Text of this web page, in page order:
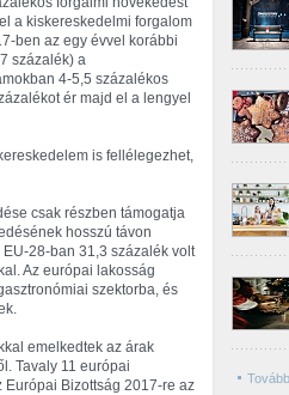
a kiskereskedelmi forgalom
ben az egy évvel korábbi
százalék) a
4-5,5 százalékos
ér majd el a lengyel
is fellélegezhet,
csak részben támogatja
hosszú távon
28-ban 31,3 százalék volt
Az európai lakosság
szektorba, és
emelkedtek az árak
Tavaly 11 európai
Bizottság 2017-re az